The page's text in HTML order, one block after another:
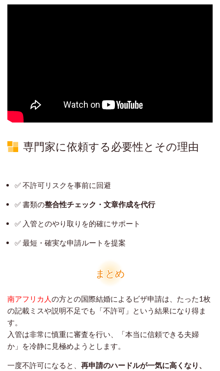
専門家に依頼する必要性とその理由
✅ 不許可リスクを事前に回避
✅ 書類の整合性チェック・文章作成を代行
✅ 入管とのやり取りを的確にサポート
✅ 最短・確実な申請ルートを提案
まとめ
南アフリカ人の方との国際結婚によるビザ申請は、たった1枚
の記載ミスや説明不足でも「不許可」という結果になり得ま
す。
入管は非常に慎重に審査を行い、「本当に信頼できる夫婦
か」を冷静に見極めようとします。
一度不許可になると、 再申請のハードルが一気に高くなり、